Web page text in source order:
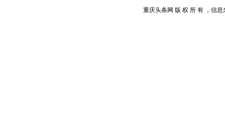
重庆头条网 版 权 所 有 ，信